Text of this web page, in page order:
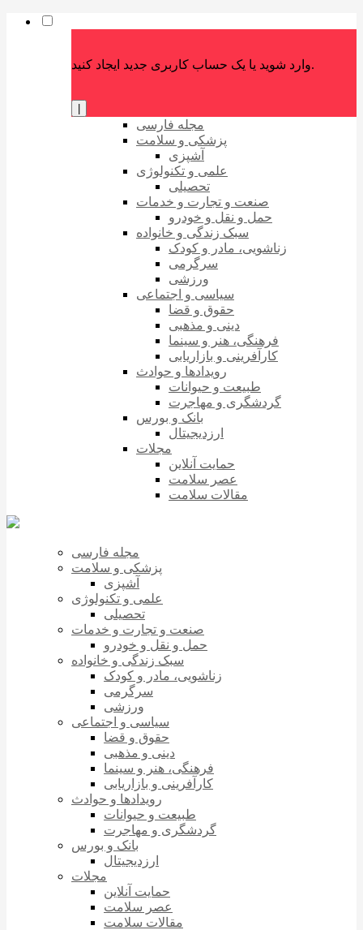
وارد شوید یا یک حساب کاربری جدید ایجاد کنید.
مجله فارسی
پزشکی و سلامت
آشپزی
علمی و تکنولوژی
تحصیلی
صنعت و تجارت و خدمات
حمل و نقل و خودرو
سبک زندگی و خانواده
زناشویی، مادر و کودک
سرگرمی
ورزشی
سیاسی و اجتماعی
حقوق و قضا
دینی و مذهبی
فرهنگی، هنر و سینما
کارآفرینی و بازاریابی
رویدادها و حوادث
طبیعت و حیوانات
گردشگری و مهاجرت
بانک و بورس
ارزدیجیتال
مجلات
حمایت آنلاین
عصر سلامت
مقالات سلامت
مجله فارسی
پزشکی و سلامت
آشپزی
علمی و تکنولوژی
تحصیلی
صنعت و تجارت و خدمات
حمل و نقل و خودرو
سبک زندگی و خانواده
زناشویی، مادر و کودک
سرگرمی
ورزشی
سیاسی و اجتماعی
حقوق و قضا
دینی و مذهبی
فرهنگی، هنر و سینما
کارآفرینی و بازاریابی
رویدادها و حوادث
طبیعت و حیوانات
گردشگری و مهاجرت
بانک و بورس
ارزدیجیتال
مجلات
حمایت آنلاین
عصر سلامت
مقالات سلامت